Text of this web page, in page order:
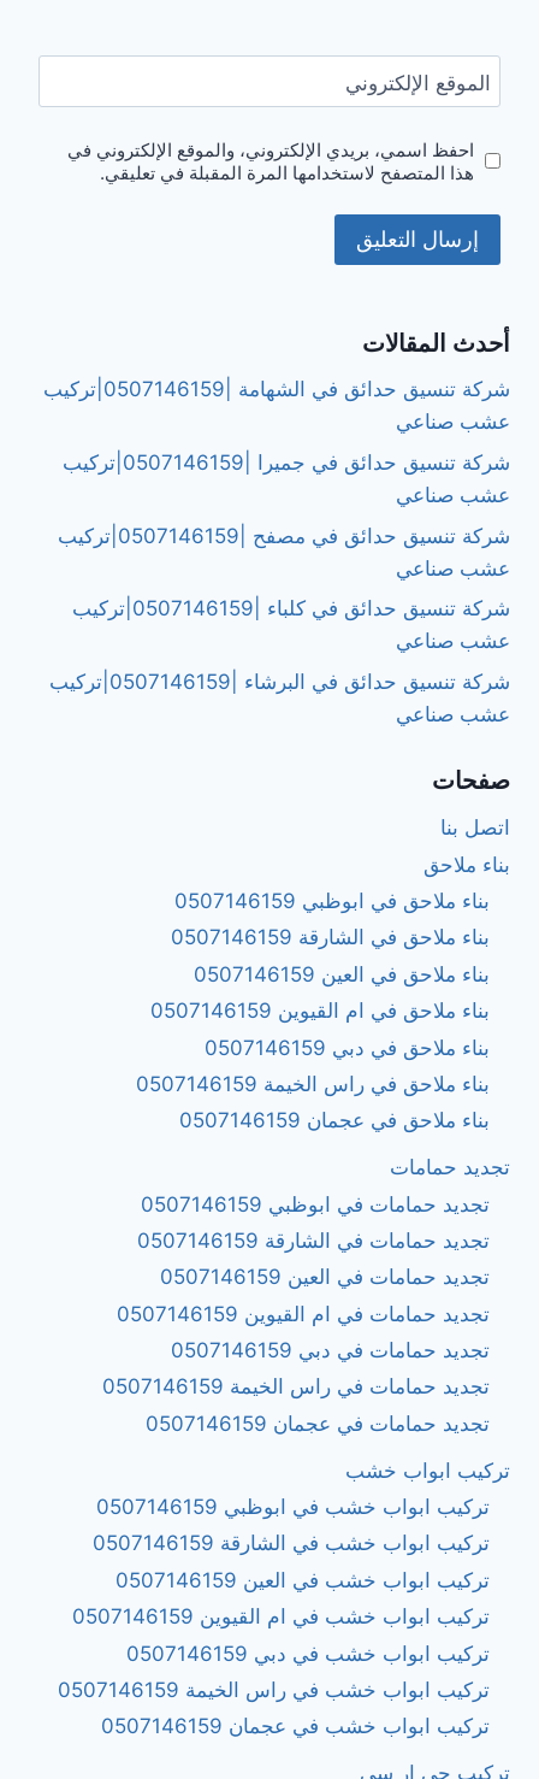
الموقع الإلكتروني
احفظ اسمي، بريدي الإلكتروني، والموقع الإلكتروني في
هذا المتصفح لاستخدامها المرة المقبلة في تعليقي.
أحدث المقالات
شركة تنسيق حدائق في الشهامة |0507146159|تركيب
عشب صناعي
شركة تنسيق حدائق في جميرا |0507146159|تركيب
عشب صناعي
شركة تنسيق حدائق في مصفح |0507146159|تركيب
عشب صناعي
شركة تنسيق حدائق في كلباء |0507146159|تركيب
عشب صناعي
شركة تنسيق حدائق في البرشاء |0507146159|تركيب
عشب صناعي
صفحات
اتصل بنا
بناء ملاحق
بناء ملاحق في ابوظبي 0507146159
بناء ملاحق في الشارقة 0507146159
بناء ملاحق في العين 0507146159
بناء ملاحق في ام القيوين 0507146159
بناء ملاحق في دبي 0507146159
بناء ملاحق في راس الخيمة 0507146159
بناء ملاحق في عجمان 0507146159
تجديد حمامات
تجديد حمامات في ابوظبي 0507146159
تجديد حمامات في الشارقة 0507146159
تجديد حمامات في العين 0507146159
تجديد حمامات في ام القيوين 0507146159
تجديد حمامات في دبي 0507146159
تجديد حمامات في راس الخيمة 0507146159
تجديد حمامات في عجمان 0507146159
تركيب ابواب خشب
تركيب ابواب خشب في ابوظبي 0507146159
تركيب ابواب خشب في الشارقة 0507146159
تركيب ابواب خشب في العين 0507146159
تركيب ابواب خشب في ام القيوين 0507146159
تركيب ابواب خشب في دبي 0507146159
تركيب ابواب خشب في راس الخيمة 0507146159
تركيب ابواب خشب في عجمان 0507146159
تركيب جي ار سي